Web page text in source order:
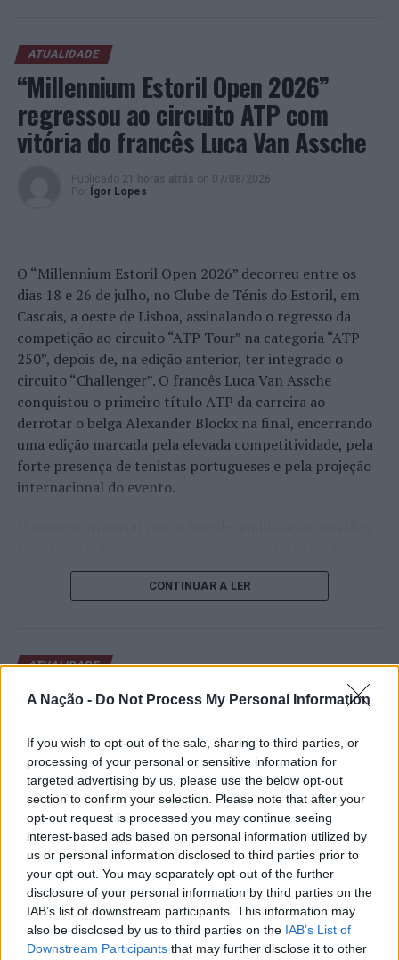
A Nação - Do Not Process My Personal Information
If you wish to opt-out of the sale, sharing to third parties, or
processing of your personal or sensitive information for
targeted advertising by us, please use the below opt-out
section to confirm your selection. Please note that after your
opt-out request is processed you may continue seeing
interest-based ads based on personal information utilized by
us or personal information disclosed to third parties prior to
your opt-out. You may separately opt-out of the further
disclosure of your personal information by third parties on the
IAB’s list of downstream participants. This information may
also be disclosed by us to third parties on the IAB’s List of
Downstream Participants that may further disclose it to other
ATUALIDADE
“Millennium Estoril Open 2026”
regressou ao circuito ATP com
vitória do francês Luca Van Assche
Publicado 21 horas atrás on 07/08/2026
Por
Ígor Lopes
O “Millennium Estoril Open 2026” decorreu entre os
dias 18 e 26 de julho, no Clube de Ténis do Estoril, em
Cascais, a oeste de Lisboa, assinalando o regresso da
competição ao circuito “ATP Tour” na categoria “ATP
250”, depois de, na edição anterior, ter integrado o
circuito “Challenger”. O francês Luca Van Assche
conquistou o primeiro título ATP da carreira ao
derrotar o belga Alexander Blockx na final, encerrando
uma edição marcada pela elevada competitividade, pela
forte presença de tenistas portugueses e pela projeção
internacional do evento.
de um lugar no quadro principal. A cerimónia de
abertura contou com a presença do presidente da
início de uma competição que voltou a colocar o
ténis.
Apesar das desistências de última hora de jogadores
como Casper Ruud (Noruega), Alejandro Davidovich
Fokina (Espanha) e Matteo Arnaldi (Itália), a prova
apresentou um quadro competitivo de elevado nível,
liderado pelo russo Andrey Rublev, primeiro cabeça de
série, pelo italiano Luciano Darderi, pelo chileno
Alejandro Tabilo e pelo belga Alexander Blockx.
Um dos momentos mais aguardados da semana foi
também o regresso do suíço Stan Wawrinka ao Estoril,
integrado na digressão de despedida do antigo vencedor
de três torneios do Grand Slam.
CONTINUAR A LER
ATUALIDADE
Castelo Branco: “Bienal
promete afirmar artesanato,
património e inovação como
“motores de desenvolvimento
económico e cultural” do município
português
Publicado 1 dia atrás on 07/08/2026
Por Ígor Lopes